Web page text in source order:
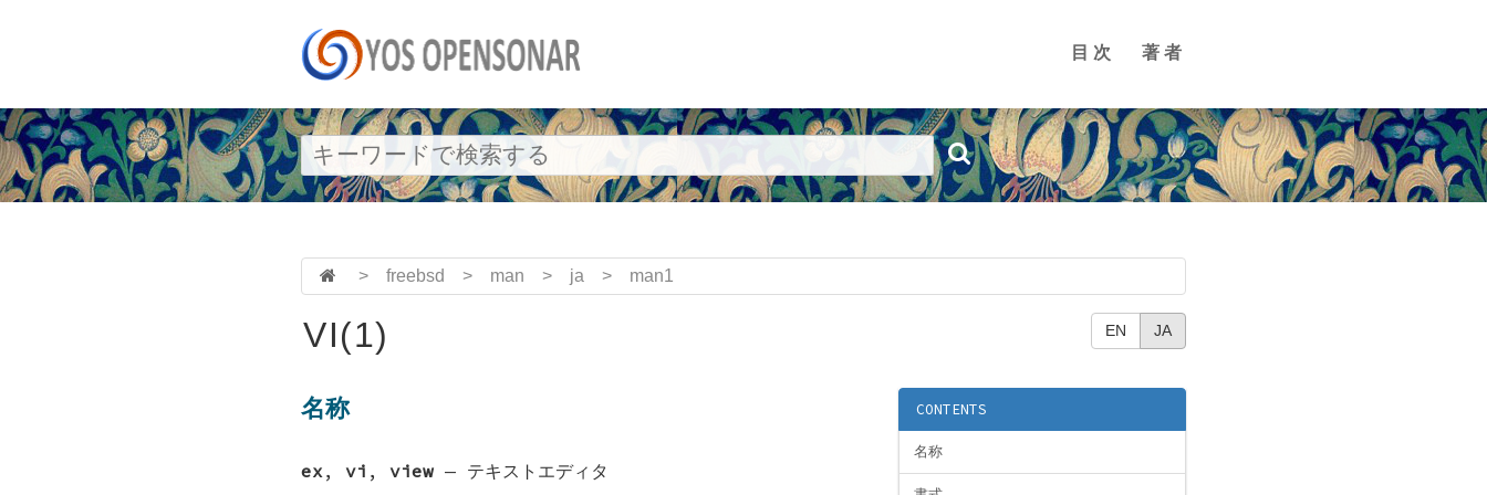
目次 著者
> freebsd > man > ja > man1
EN JA
VI(1)
CONTENTS
名称
名称
ex , vi , view — テキストエディタ